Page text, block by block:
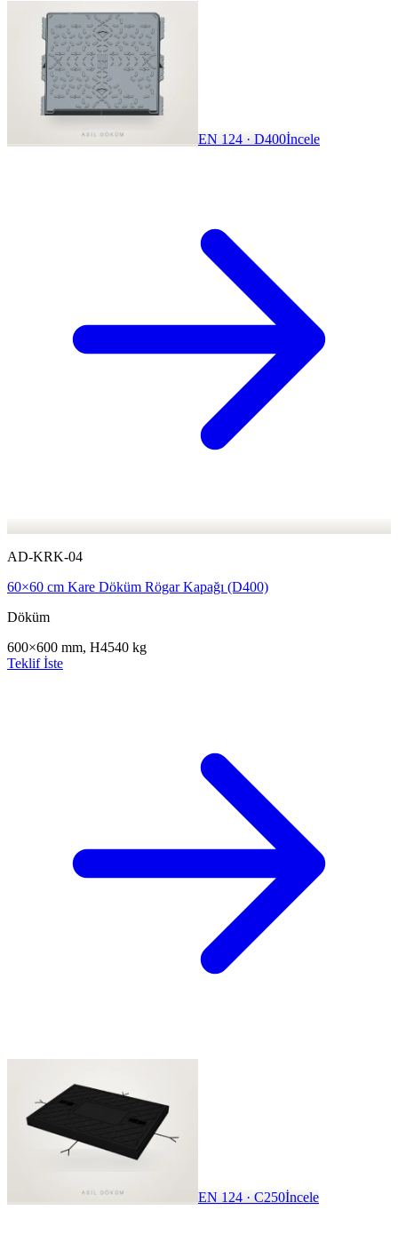
EN 124 · D400İncele
AD-KRK-04
60×60 cm Kare Döküm Rögar Kapağı (D400)
Döküm
600×600 mm, H4540 kg
Teklif İste
EN 124 · C250İncele